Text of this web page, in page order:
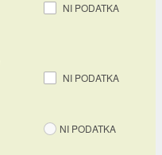
NI PODATKA
NI PODATKA
NI PODATKA